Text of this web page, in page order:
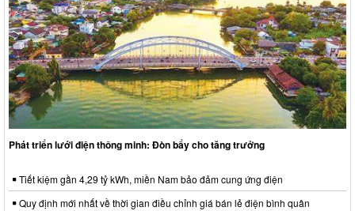
Phát triển lưới điện thông minh: Đòn bẩy cho tăng trưởng
Tiết kiệm gần 4,29 tỷ kWh, miền Nam bảo đảm cung ứng điện
Quy định mới nhất về thời gian điều chỉnh giá bán lẻ điện bình quân